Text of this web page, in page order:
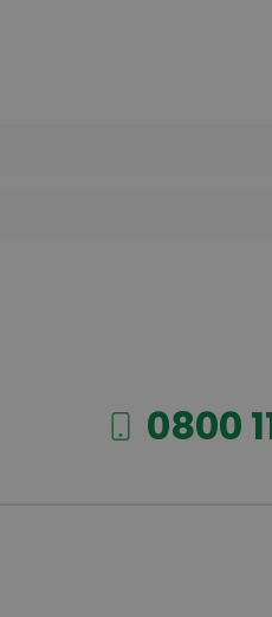
dielňu [jednoducho a
0800